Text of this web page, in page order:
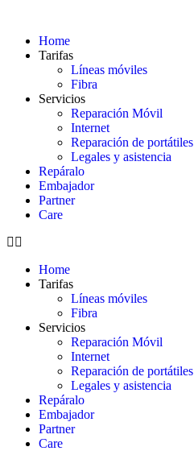
Home
Tarifas
Líneas móviles
Fibra
Servicios
Reparación Móvil
Internet
Reparación de portátiles
Legales y asistencia
Repáralo
Embajador
Partner
Care
Home
Tarifas
Líneas móviles
Fibra
Servicios
Reparación Móvil
Internet
Reparación de portátiles
Legales y asistencia
Repáralo
Embajador
Partner
Care